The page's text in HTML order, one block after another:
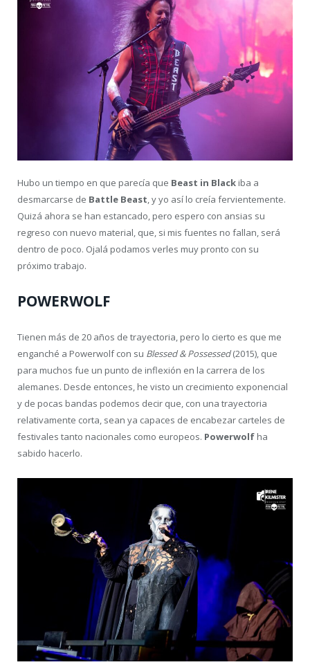
Hubo un tiempo en que parecía que Beast in Black iba a
desmarcarse de Battle Beast , y yo así lo creía fervientemente.
Quizá ahora se han estancado, pero espero con ansias su
regreso con nuevo material, que, si mis fuentes no fallan, será
dentro de poco. Ojalá podamos verles muy pronto con su
próximo trabajo.
POWERWOLF
Tienen más de 20 años de trayectoria, pero lo cierto es que me
enganché a Powerwolf con su Blessed & Possessed(2015), que
para muchos fue un punto de inflexión en la carrera de los
alemanes. Desde entonces, he visto un crecimiento exponencial
y de pocas bandas podemos decir que, con una trayectoria
relativamente corta, sean ya capaces de encabezar carteles de
festivales tanto nacionales como europeos. Powerwolf ha
sabido hacerlo.